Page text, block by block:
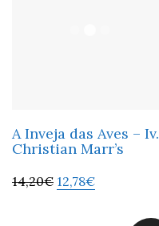
A Inveja das Aves – Iv.
Christian Marr’s
14,20€ 12,78€